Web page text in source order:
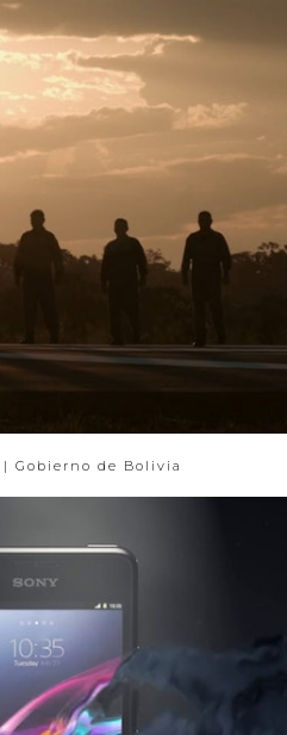
Gobierno de Bolivia